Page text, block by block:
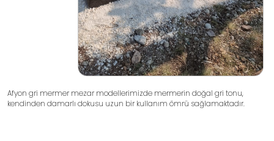
Afyon gri mermer mezar modellerimizde mermerin doğal gri tonu,
kendinden damarlı dokusu uzun bir kullanım ömrü sağlamaktadır.